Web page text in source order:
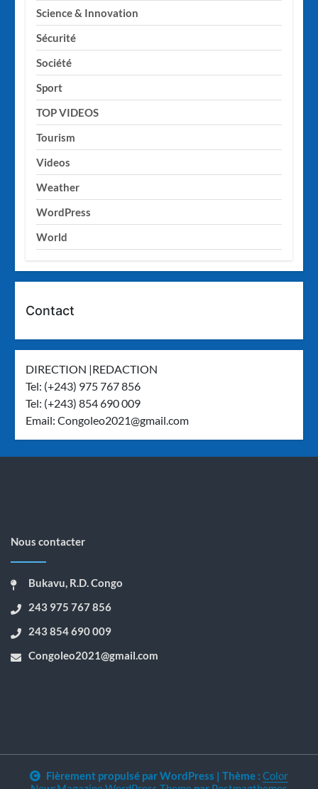
Science & Innovation
Sécurité
Société
Sport
TOP VIDEOS
Tourism
Videos
Weather
WordPress
World
Contact
DIRECTION |REDACTION
Tel: (+243) 975 767 856
Tel: (+243) 854 690 009
Email:Congoleo2021@gmail.com
Nous contacter
Bukavu, R.D. Congo
243 975 767 856
243 854 690 009
Congoleo2021@gmail.com
Fièrement propulsé par WordPress | Thème : Color